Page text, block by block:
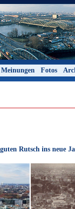
Meinungen Fotos
Rutsch ins neue